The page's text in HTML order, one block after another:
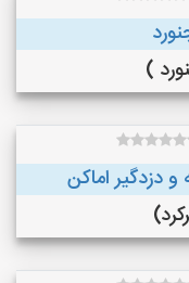
دزدگیر اماکن